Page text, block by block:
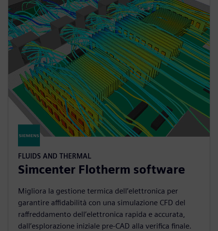
FLUIDS AND THERMAL
Simcenter Flotherm software
Migliora la gestione termica dell’elettronica per
garantire affidabilità con una simulazione CFD del
raffreddamento dell’elettronica rapida e accurata,
dall’esplorazione iniziale pre-CAD alla verifica finale.